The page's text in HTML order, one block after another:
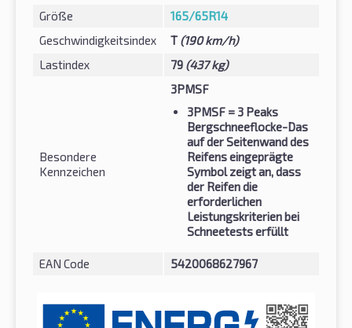
Größe
165/65R14
Geschwindigkeitsindex
T (190 km/h)
Lastindex
79 (437 kg)
Besondere
Kennzeichen
3PMSF
3PMSF = 3 Peaks
Bergschneeflocke-Das
auf der Seitenwand des
Reifens eingeprägte
Symbol zeigt an, dass
der Reifen die
erforderlichen
Leistungskriterien bei
Schneetests erfüllt
EAN Code 5420068627967